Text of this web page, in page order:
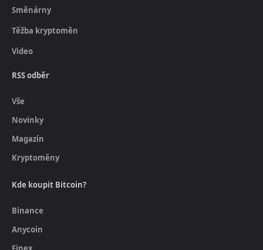
Směnárny
Těžba kryptoměn
Video
RSS odběr
Vše
Novinky
Magazín
Kryptoměny
Kde koupit Bitcoin?
Binance
Anycoin